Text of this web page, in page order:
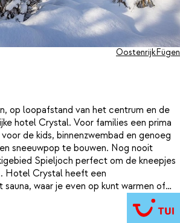
OostenrijkFügen
op loopafstand van het centrum en de
hotel Crystal. Voor families een prima
de kids, binnenzwembad en genoeg
sneeuwpop te bouwen. Nog nooit
Spieljoch perfect om de kneepjes
Hotel Crystal heeft een
waar je even op kunt warmen of